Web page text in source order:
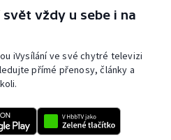
vždy u sebe i na
iVysílání ve své chytré televizi
přímé přenosy, články a